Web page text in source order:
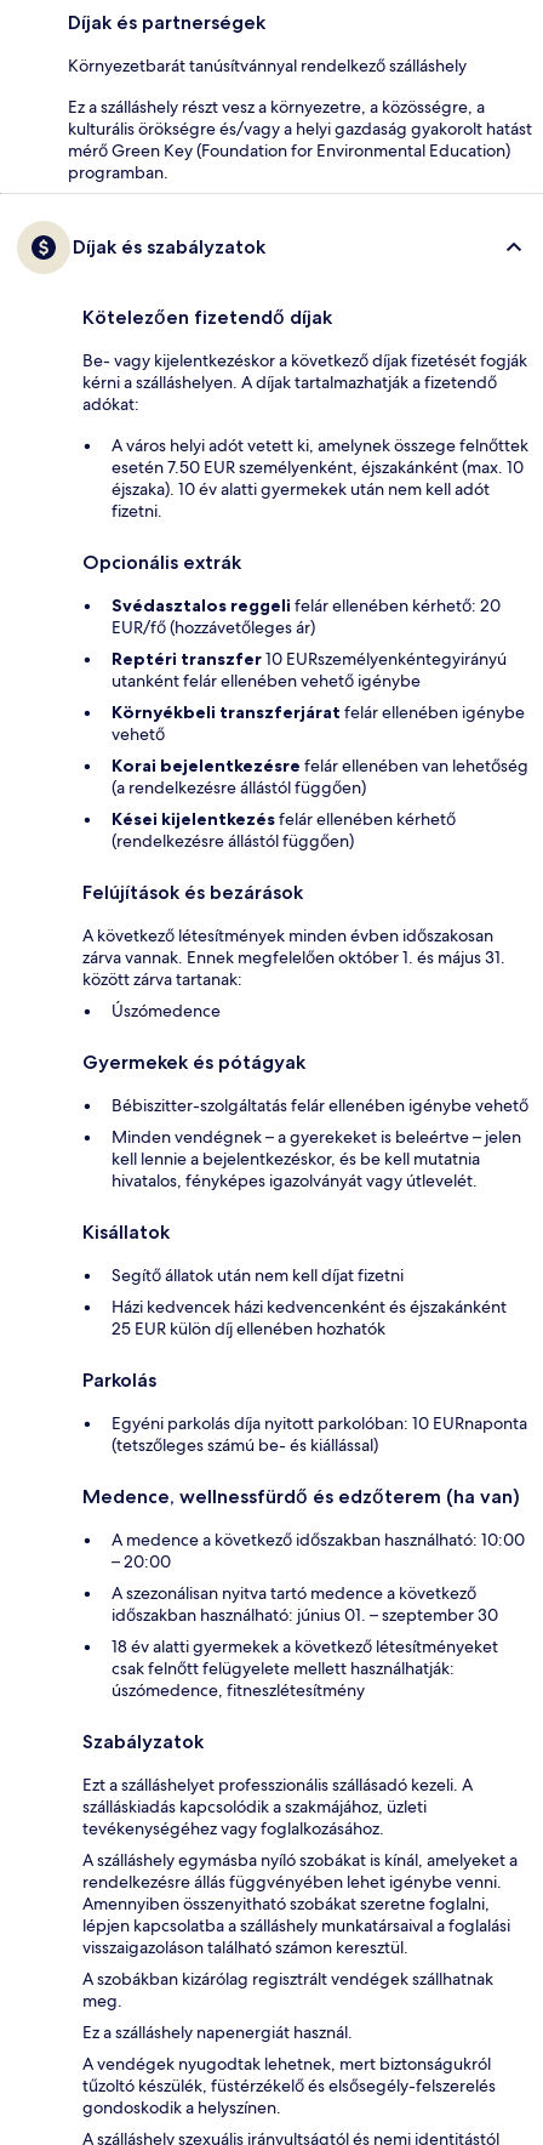
Díjak és partnerségek
Környezetbarát tanúsítvánnyal rendelkező szálláshely
Ez a szálláshely részt vesz a környezetre, a közösségre, a
kulturális örökségre és/vagy a helyi gazdaság gyakorolt hatást
mérő Green Key (Foundation for Environmental Education)
programban.
Díjak és szabályzatok
Kötelezően fizetendő díjak
Be- vagy kijelentkezéskor a következő díjak fizetését fogják
kérni a szálláshelyen. A díjak tartalmazhatják a fizetendő
adókat:
A város helyi adót vetett ki, amelynek összege felnőttek
esetén 7.50 EUR személyenként, éjszakánként (max. 10
éjszaka). 10 év alatti gyermekek után nem kell adót
fizetni.
Opcionális extrák
Svédasztalos reggeli felár ellenében kérhető: 20
EUR/fő (hozzávetőleges ár)
Reptéri transzfer10 EURszemélyenkéntegyirányú
utanként felár ellenében vehető igénybe
Környékbeli transzferjárat felár ellenében igénybe
vehető
Korai bejelentkezésre felár ellenében van lehetőség
(a rendelkezésre állástól függően)
Kései kijelentkezésfelár ellenében kérhető
(rendelkezésre állástól függően)
Felújítások és bezárások
A következő létesítmények minden évben időszakosan
zárva vannak. Ennek megfelelően október 1. és május 31.
között zárva tartanak:
Úszómedence
Gyermekek és pótágyak
Bébiszitter-szolgáltatás felár ellenében igénybe vehető
Minden vendégnek – a gyerekeket is beleértve – jelen
kell lennie a bejelentkezéskor, és be kell mutatnia
hivatalos, fényképes igazolványát vagy útlevelét.
Kisállatok
Segítő állatok után nem kell díjat fizetni
Házi kedvencek házi kedvencenként és éjszakánként
25 EUR külön díj ellenében hozhatók
Parkolás
Egyéni parkolás díja nyitott parkolóban: 10 EURnaponta
(tetszőleges számú be- és kiállással)
Medence, wellnessfürdő és edzőterem (ha van)
A medence a következő időszakban használható: 10:00
– 20:00
A szezonálisan nyitva tartó medence a következő
időszakban használható: június 01. – szeptember 30
18 év alatti gyermekek a következő létesítményeket
csak felnőtt felügyelete mellett használhatják:
úszómedence, fitneszlétesítmény
Szabályzatok
Ezt a szálláshelyet professzionális szállásadó kezeli. A
szálláskiadás kapcsolódik a szakmájához, üzleti
tevékenységéhez vagy foglalkozásához.
A szálláshely egymásba nyíló szobákat is kínál, amelyeket a
rendelkezésre állás függvényében lehet igénybe venni.
Amennyiben összenyitható szobákat szeretne foglalni,
lépjen kapcsolatba a szálláshely munkatársaival a foglalási
visszaigazoláson található számon keresztül.
A szobákban kizárólag regisztrált vendégek szállhatnak
meg.
Ez a szálláshely napenergiát használ.
A vendégek nyugodtak lehetnek, mert biztonságukról
tűzoltó készülék, füstérzékelő és elsősegély-felszerelés
gondoskodik a helyszínen.
A szálláshely szexuális irányultságtól és nemi identitástól